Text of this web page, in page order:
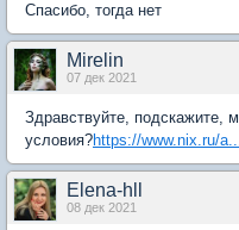
Спасибо, тогда нет
Mirelin
07 дек 2021
Здравствуйте, подскажите,
условия?https://www.nix.ru/
Elena-hll
08 дек 2021